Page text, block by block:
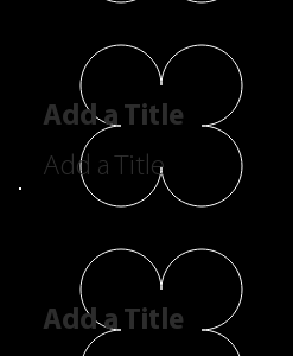
Add a Title
Add a Title
Add a Title